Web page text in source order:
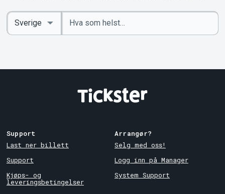
Angi
nøkkelord
Select
Country
Support
Last ner billett
Support
Kjøps- og
leveringsbetingelser
Arrangør?
Selg med oss!
Logg inn på Manager
System Support